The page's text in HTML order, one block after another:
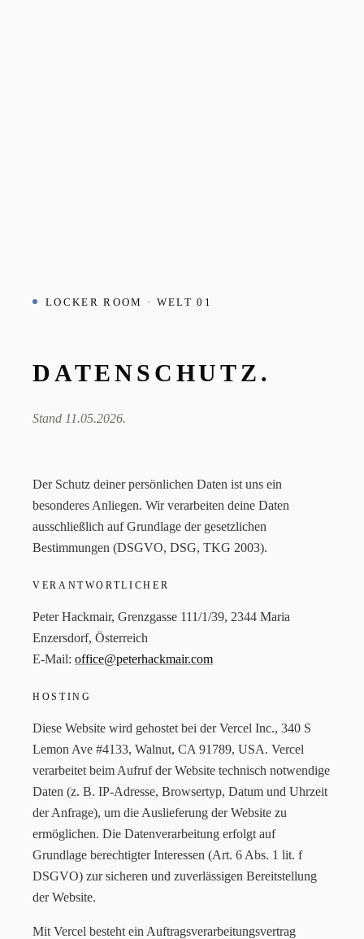
LOCKER ROOM · WELT 01
DATENSCHUTZ.
Stand 11.05.2026.
Der Schutz deiner persönlichen Daten ist uns ein
besonderes Anliegen. Wir verarbeiten deine Daten
ausschließlich auf Grundlage der gesetzlichen
Bestimmungen (DSGVO, DSG, TKG 2003).
VERANTWORTLICHER
Peter Hackmair, Grenzgasse 111/1/39, 2344 Maria
Enzersdorf, Österreich
E-Mail: office@peterhackmair.com
HOSTING
Diese Website wird gehostet bei der Vercel Inc., 340 S
Lemon Ave #4133, Walnut, CA 91789, USA. Vercel
verarbeitet beim Aufruf der Website technisch notwendige
Daten (z. B. IP-Adresse, Browsertyp, Datum und Uhrzeit
der Anfrage), um die Auslieferung der Website zu
ermöglichen. Die Datenverarbeitung erfolgt auf
Grundlage berechtigter Interessen (Art. 6 Abs. 1 lit. f
DSGVO) zur sicheren und zuverlässigen Bereitstellung
der Website.
Mit Vercel besteht ein Auftragsverarbeitungsvertrag